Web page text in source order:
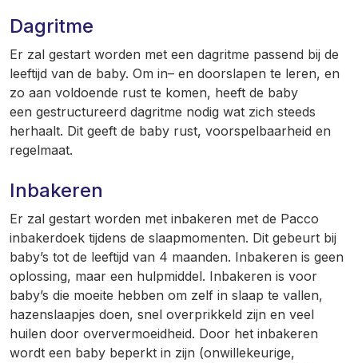
Dagritme
Er zal gestart worden met een dagritme passend bij de
leeftijd van de baby. Om in– en doorslapen te leren, en
zo aan voldoende rust te komen, heeft de baby
een gestructureerd dagritme nodig wat zich steeds
herhaalt. Dit geeft de baby rust, voorspelbaarheid en
regelmaat.
Inbakeren
Er zal gestart worden met inbakeren met de Pacco
inbakerdoek tijdens de slaapmomenten. Dit gebeurt bij
baby’s tot de leeftijd van 4 maanden. Inbakeren is geen
oplossing, maar een hulpmiddel. Inbakeren is voor
baby’s die moeite hebben om zelf in slaap te vallen,
hazenslaapjes doen, snel overprikkeld zijn en veel
huilen door oververmoeidheid. Door het inbakeren
wordt een baby beperkt in zijn (onwillekeurige,